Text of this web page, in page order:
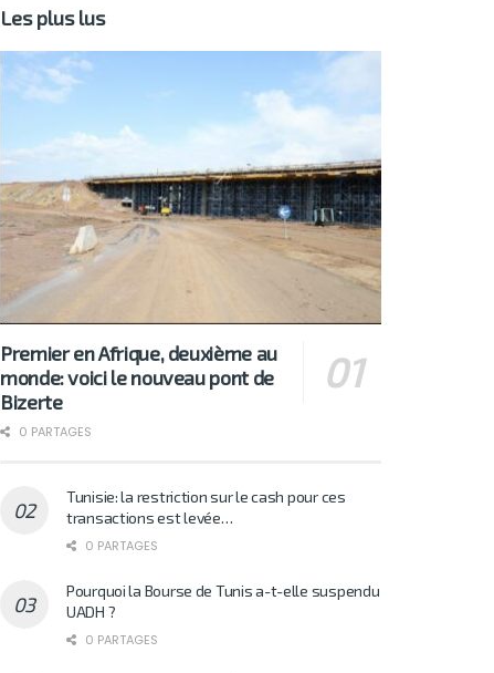
Les plus lus
Premier en Afrique, deuxième au
monde: voici le nouveau pont de
Bizerte
0 PARTAGES
Tunisie: la restriction sur le cash pour ces
transactions est levée…
0 PARTAGES
Pourquoi la Bourse de Tunis a-t-elle suspendu
UADH ?
0 PARTAGES